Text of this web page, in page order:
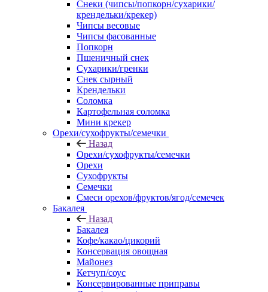
Снеки (чипсы/попкорн/сухарики/
крендельки/крекер)
Чипсы весовые
Чипсы фасованные
Попкорн
Пшеничный снек
Сухарики/гренки
Снек сырный
Крендельки
Соломка
Картофельная соломка
Мини крекер
Орехи/сухофрукты/семечки
Назад
Орехи/сухофрукты/семечки
Орехи
Сухофрукты
Семечки
Смеси орехов/фруктов/ягод/семечек
Бакалея
Назад
Бакалея
Кофе/какао/цикорий
Консервация овощная
Майонез
Кетчуп/соус
Консервированные приправы